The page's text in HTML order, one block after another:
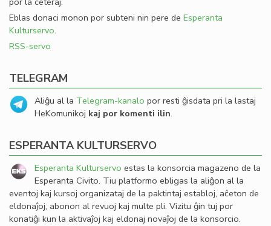
Eblas donaci monon por subteni nin pere de Esperanta
Kulturservo.
RSS-servo
TELEGRAM
Aliĝu al la Telegram-kanalo por resti ĝisdata pri la lastaj
HeKomunikoj kaj por komenti ilin.
ESPERANTA KULTURSERVO
Esperanta Kulturservo estas la konsorcia magazeno de la
Esperanta Civito. Tiu platformo ebligas la aliĝon al la
eventoj kaj kursoj organizataj de la paktintaj establoj, aĉeton de
eldonaĵoj, abonon al revuoj kaj multe pli. Vizitu ĝin tuj por
konatiĝi kun la aktivaĵoj kaj eldonaj novaĵoj de la konsorcio.